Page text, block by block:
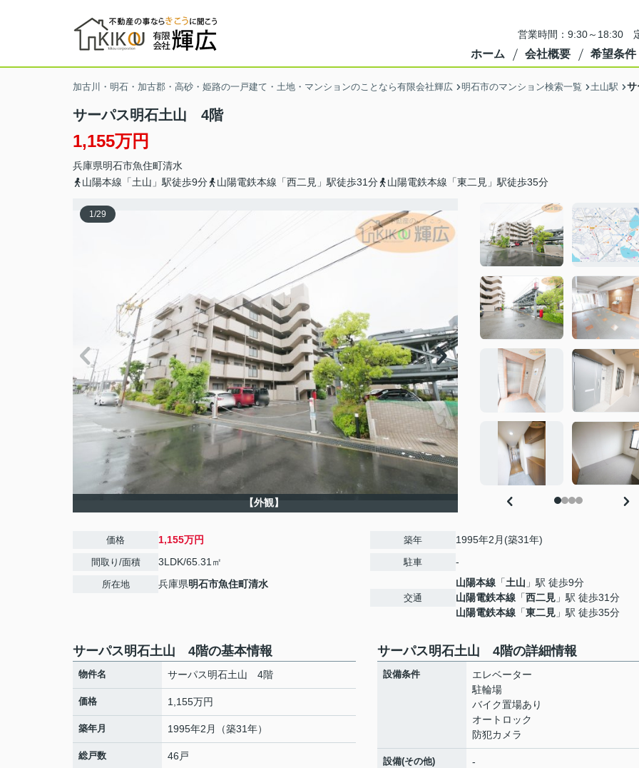
営業時間：9:30～18:30
ホーム 会社概要 希望条件
加古川・明石・加古郡・高砂・姫路の一戸建て・土地・マンションのことなら有限会社輝広 明石市のマンション検索一覧 土山駅
サーパス明石土山 4階
1,155万円
兵庫県明石市魚住町清水
山陽本線「土山」駅徒歩9分
山陽電鉄本線「西二見」駅徒歩31分 山陽電鉄本線「東二見」駅徒歩35分
1/29
【外観】
価格 1,155万円
間取り/面積 3LDK/65.31㎡
所在地 兵庫県明石市魚住町清水
築年 1995年2月(築31年)
駐車 -
交通
山陽本線 「土山 」駅 徒歩9分
山陽電鉄本線 「西二見 」駅 徒歩31分
山陽電鉄本線 「東二見 」駅 徒歩35分
サーパス明石土山 4階の基本情報
物件名 サーパス明石土山 4階
価格 1,155万円
築年月 1995年2月（築31年）
総戸数 46戸
サーパス明石土山 4階の詳細情報
設備条件
エレベーター
駐輪場
バイク置場あり
オートロック
防犯カメラ
設備(その他) -